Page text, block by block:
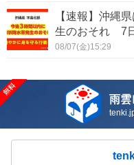
【速報】沖縄
生のおそれ 7
08/07(金)15:29
雨雲